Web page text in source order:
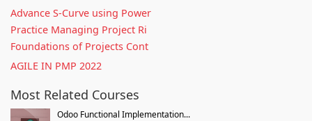
Advance S-Curve using Power
Practice Managing Project Ri
Foundations of Projects Cont
AGILE IN PMP 2022
Most Related Courses
Odoo Functional Implementation...